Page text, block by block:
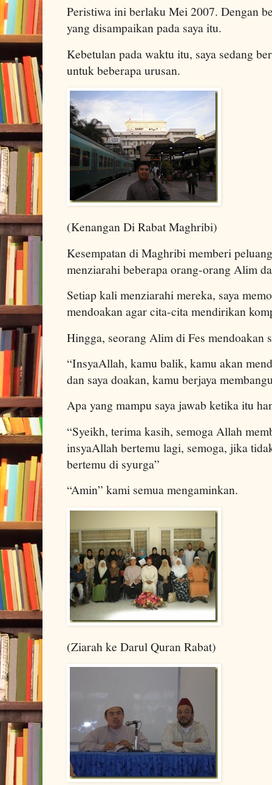
Peristiwa ini berlaku Mei 2007. Dengan
yang disampaikan pada saya itu.
Kebetulan pada waktu itu, saya sedang
untuk beberapa urusan.
(Kenangan Di Rabat Maghribi)
Kesempatan di Maghribi memberi
menziarahi beberapa orang-orang Alim
Setiap kali menziarahi mereka, saya
mendoakan agar cita-cita mendirikan
Hingga, seorang Alim di Fes mendoakan
“InsyaAllah, kamu balik, kamu akan
dan saya doakan, kamu berjaya
Apa yang mampu saya jawab ketika itu
“Syeikh, terima kasih, semoga Allah
insyaAllah bertemu lagi, semoga, jika
bertemu di syurga”
“Amin” kami semua mengaminkan.
(Ziarah ke Darul Quran Rabat)